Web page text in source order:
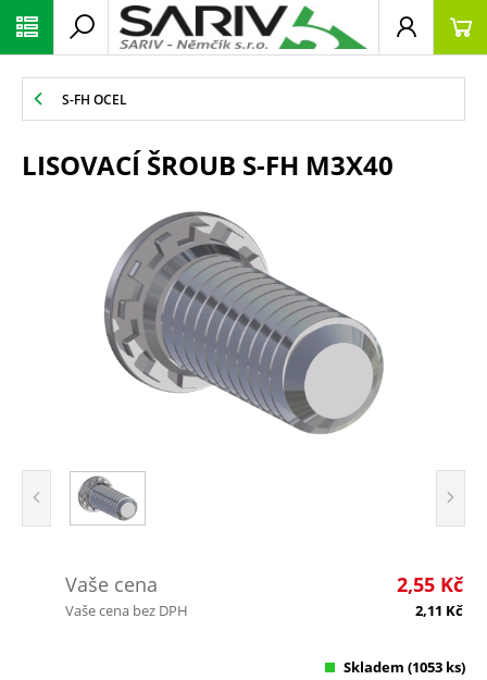
S-FH OCEL
LISOVACÍ ŠROUB S-FH M3X40
Vaše cena 2,55 Kč
Vaše cena bez DPH 2,11 Kč
Skladem (1053 ks)